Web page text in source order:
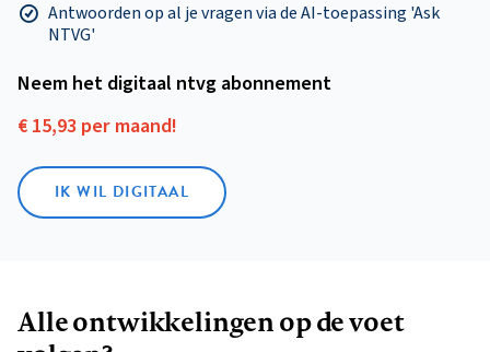
Antwoorden op al je vragen via de AI-toepassing 'Ask
NTVG'
Neem het digitaal ntvg abonnement
€ 15,93 per maand!
IK WIL DIGITAAL
Alle ontwikkelingen op de voet